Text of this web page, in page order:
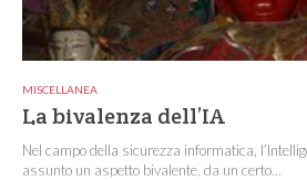
MISCELLANEA
La bivalenza dell’IA
Nel campo della sicurezza informatica,
assunto un aspetto bivalente, da un certo...